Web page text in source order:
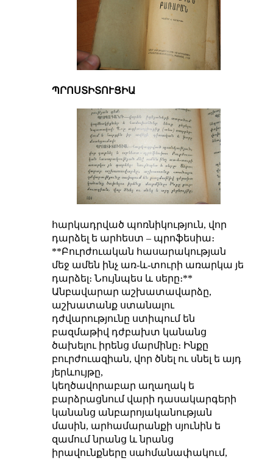
ՊՐՈՍՏԻՏՈՒՑԻԱ
հարկադրված պոռնիկություն, վոր
դարձել ե արհեստ – պրոֆեսիա։
**Բուրժուական հասարակության
մեջ ամեն ինչ առ-և-տուրի առարկա յե
դարձել։ Նույնպես և սերը։**
Անբավարար աշխատավարձը,
աշխատանք ստանալու
դժվարությունը ստիպում են
բազմաթիվ դժբախտ կանանց
ծախելու իրենց մարմինը։ Ինքը
բուրժուազիան, վոր ծնել ու սնել ե այդ
յերևույթը,
կեղծավորաբար աղաղակ ե
բարձրացնում վարի դասակարգերի
կանանց անբարոյականության
մասին, արհամարանքի սյունին ե
զամում նրանց և նրանց
իրավունքները սահմանափակում,